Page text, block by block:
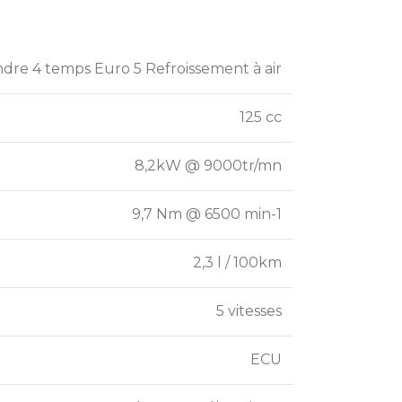
4 temps Euro 5 Refroissement à air
125 cc
8,2kW @ 9000tr/mn
9,7 Nm @ 6500 min-1
2,3 l / 100km
5 vitesses
ECU